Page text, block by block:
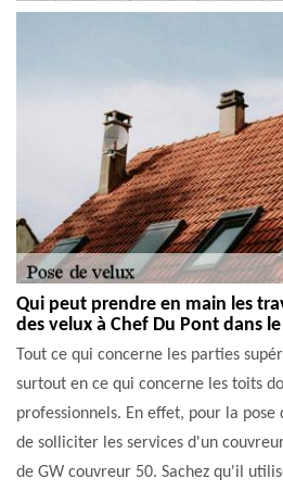
Qui peut prendre en main les
des velux à Chef Du Pont dans
Tout ce qui concerne les parties
surtout en ce qui concerne les toits
professionnels. En effet, pour la pose
de solliciter les services d'un
de GW couvreur 50. Sachez qu'il